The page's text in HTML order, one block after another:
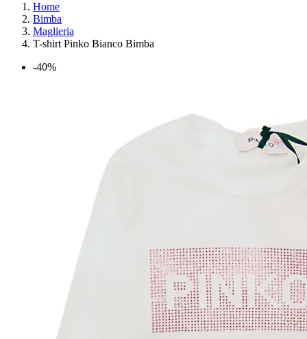
Home
Bimba
Maglieria
T-shirt Pinko Bianco Bimba
-40%